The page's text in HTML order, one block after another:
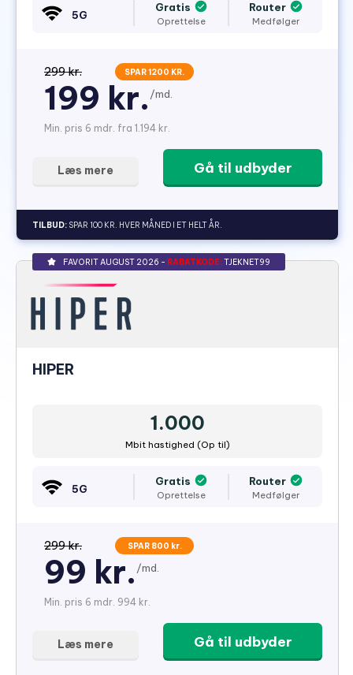
5G
Gratis
Oprettelse
Router
Medfølger
299 kr. SPAR 1200 KR.
199 kr. /md.
Min. pris 6 mdr. fra 1.194 kr.
Gå til udbyder
Læs mere
TILBUD: SPAR 100 KR. HVER MÅNED I ET HELT ÅR.
FAVORIT AUGUST 2026 - RABATKODE:TJEKNET99
HIPER
1.000
Mbit hastighed (Op til)
5G
Gratis
Oprettelse
Router
Medfølger
299 kr. SPAR 800 kr.
99 kr. /md.
Min. pris 6 mdr. 994 kr.
Gå til udbyder
Læs mere